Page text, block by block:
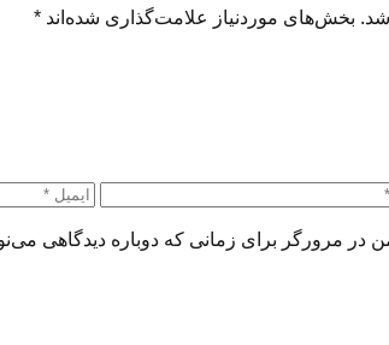
شد. بخش‌های موردنیاز علامت‌گذاری شده‌اند *
در مرورگر برای زمانی که دوباره دیدگاهی